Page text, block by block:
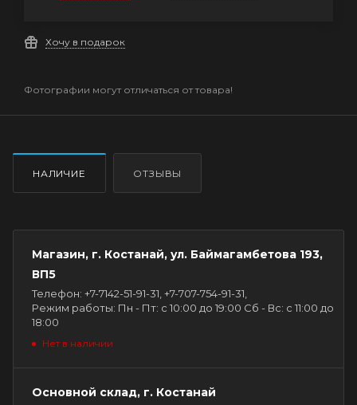
Хочу в подарок
Фотографии могут отличаться от товара!
НАЛИЧИЕ ОТЗЫВЫ
Магазин, г. Костанай, ул. Баймагамбетова 193,
ВП5
Телефон: +7-7142-51-91-31, +7-707-754-91-31,
Режим работы: Пн - Пт: с 10:00 до 19:00 Сб - Вс: с 11:00 до
18:00
Нет в наличии
Основной склад, г. Костанай